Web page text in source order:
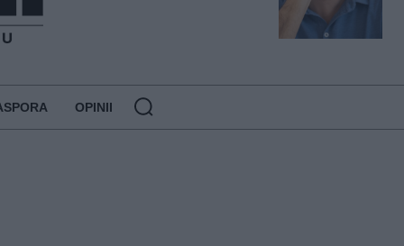
OPINII